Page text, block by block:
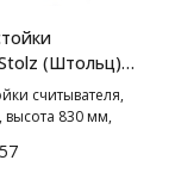
(Штольц)
считывателя,
830 мм,